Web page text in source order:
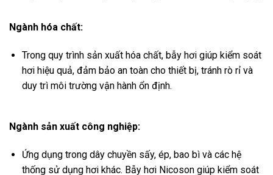
Ngành hóa chất:
Trong quy trình sản xuất hóa chất, bẫy hơi giúp kiểm soát
hơi hiệu quả, đảm bảo an toàn cho thiết bị, tránh rò rỉ và
duy trì môi trường vận hành ổn định.
Ngành sản xuất công nghiệp:
Ứng dụng trong dây chuyền sấy, ép, bao bì và các hệ
thống sử dụng hơi khác. Bẫy hơi Nicoson giúp kiểm soát